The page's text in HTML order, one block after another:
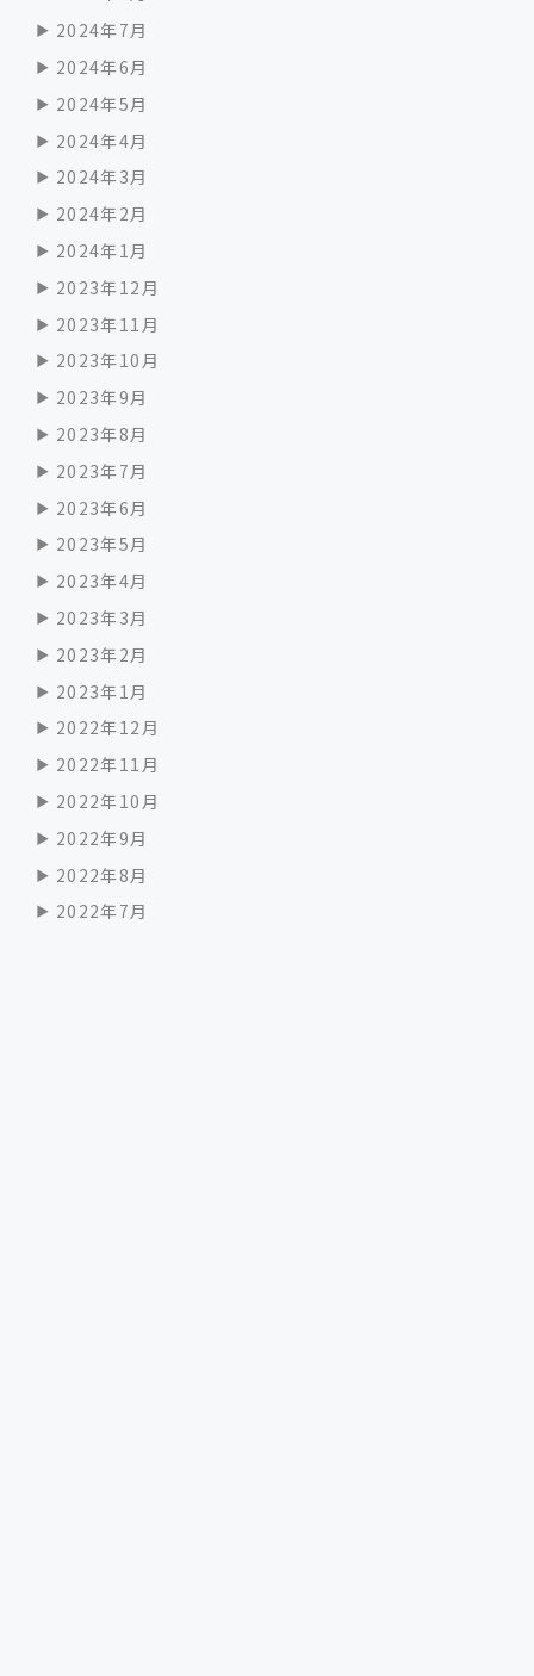
2024年7月
2024年6月
2024年5月
2024年4月
2024年3月
2024年2月
2024年1月
2023年12月
2023年11月
2023年10月
2023年9月
2023年8月
2023年7月
2023年6月
2023年5月
2023年4月
2023年3月
2023年2月
2023年1月
2022年12月
2022年11月
2022年10月
2022年9月
2022年8月
2022年7月